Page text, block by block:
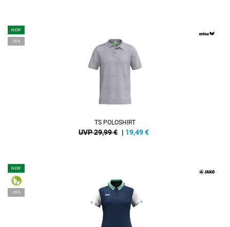
NEW
-35%
TS POLOSHIRT
UVP 29,99 € | 19,49€
NEW
-35%